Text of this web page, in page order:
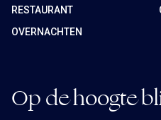
RESTAURANT
OVERNACHTEN
Op de hoogte